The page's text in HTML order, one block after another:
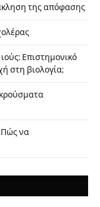
της απόφασης
Επιστημονικό
στη βιολογία;
να